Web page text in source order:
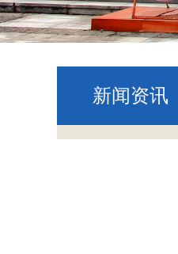
新闻资讯